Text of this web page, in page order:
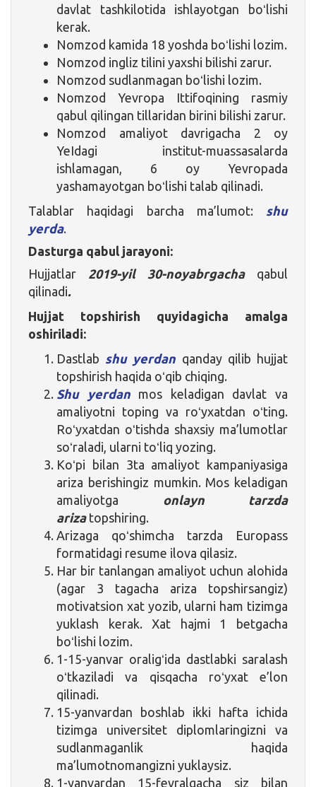
davlat tashkilotida ishlayotgan boʻlishi
kerak.
Nomzod kamida 18 yoshda boʻlishi lozim.
Nomzod ingliz tilini yaxshi bilishi zarur.
Nomzod sudlanmagan boʻlishi lozim.
Nomzod Yevropa Ittifoqining rasmiy
qabul qilingan tillaridan birini bilishi zarur.
Nomzod amaliyot davrigacha 2 oy
YeIdagi institut-muassasalarda
ishlamagan, 6 oy Yevropada
yashamayotgan boʻlishi talab qilinadi.
Talablar haqidagi barcha ma’lumot: shu
yerda.
Dasturga qabul jarayoni:
Hujjatlar 2019-yil 30-noyabrgachaqabul
qilinadi.
Hujjat topshirish quyidagicha amalga
oshiriladi:
Dastlab shu yerdan qanday qilib hujjat
topshirish haqida oʻqib chiqing.
Shu yerdanmos keladigan davlat va
amaliyotni toping va roʻyxatdan oʻting.
Roʻyxatdan oʻtishda shaxsiy ma’lumotlar
soʻraladi, ularni toʻliq yozing.
Koʻpi bilan 3ta amaliyot kampaniyasiga
ariza berishingiz mumkin. Mos keladigan
amaliyotga onlayn tarzda
ariza topshiring.
Arizaga qoʻshimcha tarzda Europass
formatidagi resume ilova qilasiz.
Har bir tanlangan amaliyot uchun alohida
(agar 3 tagacha ariza topshirsangiz)
motivatsion xat yozib, ularni ham tizimga
yuklash kerak. Xat hajmi 1 betgacha
boʻlishi lozim.
1-15-yanvar oraligʻida dastlabki saralash
oʻtkaziladi va qisqacha roʻyxat e’lon
qilinadi.
15-yanvardan boshlab ikki hafta ichida
tizimga universitet diplomlaringizni va
sudlanmaganlik haqida
ma’lumotnomangizni yuklaysiz.
1-yanvardan 15-fevralgacha siz bilan